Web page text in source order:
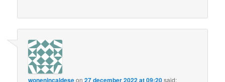
wonenincaldeseon27 december 2022 at 09:20said: